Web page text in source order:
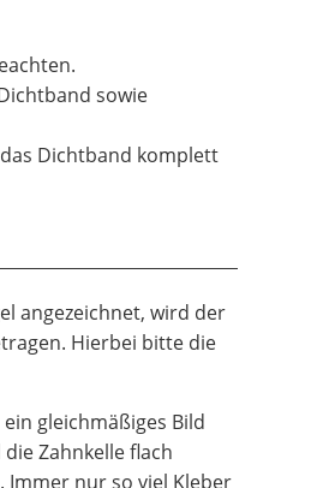
sowie
Dichtband komplett
angezeichnet, wird der
Hierbei bitte die
ein gleichmäßiges Bild
Zahnkelle flach
Immer nur so viel Kleber